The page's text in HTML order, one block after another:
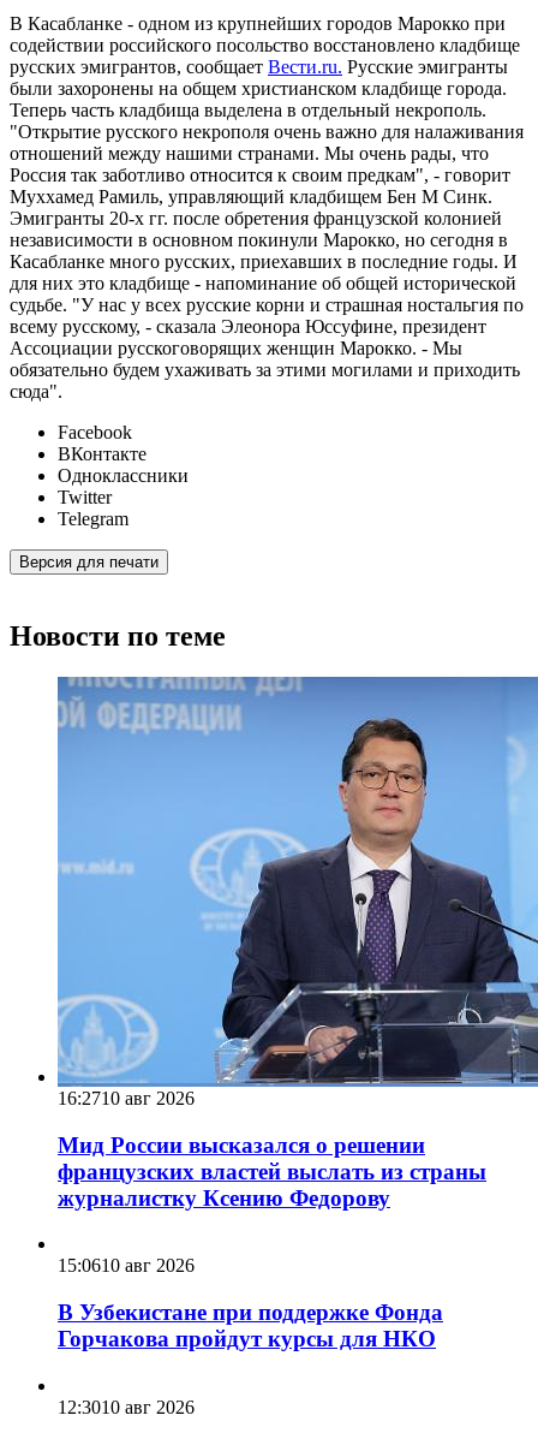
В Касабланке - одном из крупнейших городов Марокко при
содействии российского посольство восстановлено кладбище
русских эмигрантов, сообщает Вести.ru. Русские эмигранты
были захоронены на общем христианском кладбище города.
Теперь часть кладбища выделена в отдельный некрополь.
"Открытие русского некрополя очень важно для налаживания
отношений между нашими странами. Мы очень рады, что
Россия так заботливо относится к своим предкам", - говорит
Муххамед Рамиль, управляющий кладбищем Бен М Синк.
Эмигранты 20-х гг. после обретения французской колонией
независимости в основном покинули Марокко, но сегодня в
Касабланке много русских, приехавших в последние годы. И
для них это кладбище - напоминание об общей исторической
судьбе. "У нас у всех русские корни и страшная ностальгия по
всему русскому, - сказала Элеонора Юссуфине, президент
Ассоциации русскоговорящих женщин Марокко. - Мы
обязательно будем ухаживать за этими могилами и приходить
сюда".
Facebook
ВКонтакте
Одноклассники
Twitter
Telegram
Версия для печати
Новости по теме
16:2710 авг 2026
Мид России высказался о решении
французских властей выслать из страны
журналистку Ксению Федорову
15:0610 авг 2026
В Узбекистане при поддержке Фонда
Горчакова пройдут курсы для НКО
12:3010 авг 2026